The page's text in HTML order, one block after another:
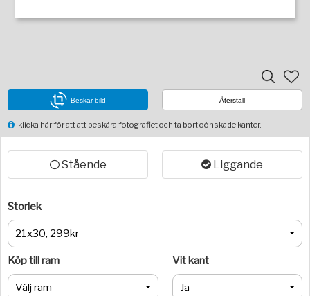
Beskär bild Återställ
klicka här för att att beskära fotografiet och ta bort oönskade kanter.
Stående Liggande
Storlek
21x30, 299kr
Köp till ram
Välj ram
Vit kant
Ja